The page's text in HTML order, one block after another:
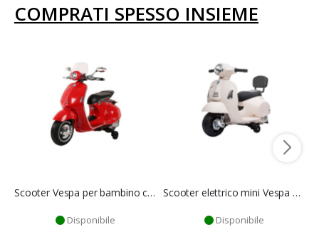
COMPRATI SPESSO INSIEME
Scooter Vespa per bambino colore rosso - Mazzeo Giocattoli
Disponibile
Scooter elettrico mini Vespa colore bianco per bambini - Mazzeo Giocattoli
Disponibile